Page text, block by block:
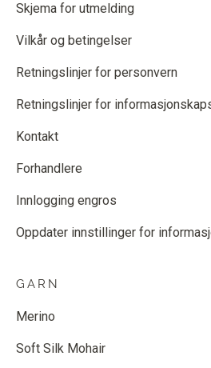
Skjema for utmelding
Vilkår og betingelser
Retningslinjer for personvern
Retningslinjer for
Kontakt
Forhandlere
Innlogging engros
Oppdater innstillinger for
GARN
Merino
Soft Silk Mohair